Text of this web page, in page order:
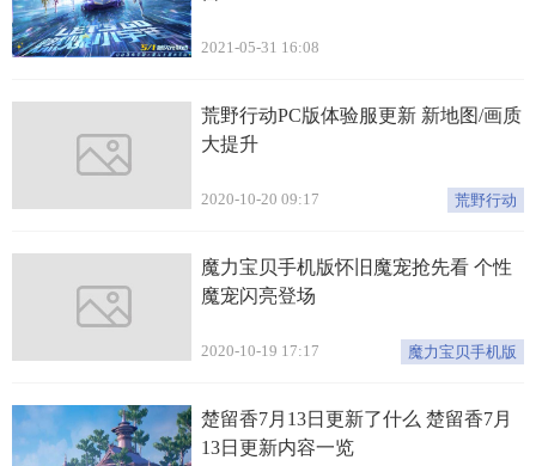
2021-05-31 16:08
荒野行动PC版体验服更新 新地图/画质
大提升
2020-10-20 09:17 荒野行动
魔力宝贝手机版怀旧魔宠抢先看 个性
魔宠闪亮登场
2020-10-19 17:17 魔力宝贝手机版
楚留香7月13日更新了什么 楚留香7月
13日更新内容一览